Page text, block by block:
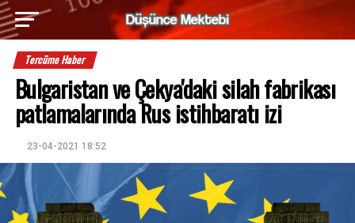
Tercüme Haber
Bulgaristan ve Çekya'daki silah fabrikası
patlamalarında Rus istihbaratı izi
23-04-2021 18:52